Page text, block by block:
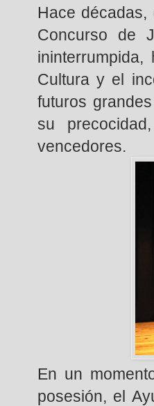
Hace
Concurso de
Cultura y el
futuros
su
vencedores.
En un
posesión, el